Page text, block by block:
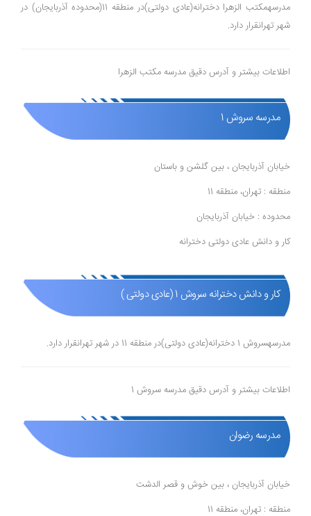
مدرسهمکتب الزهرا دخترانه(عادی دولتی)در منطقه 11(محدوده آذربایجان) در
شهر تهرانقرار دارد.
اطلاعات بیشتر و آدرس دقیق مدرسه مکتب الزهرا
مدرسه سروش 1
خیابان آذربایجان ، بین گلشن و باستان
منطقه : تهران، منطقه 11
محدوده : خیابان آذربایجان
کار و دانش عادی دولتی دخترانه
کار و دانش دخترانه سروش 1 (عادی دولتی )
مدرسهسروش 1 دخترانه(عادی دولتی)در منطقه 11 در شهر تهرانقرار دارد.
اطلاعات بیشتر و آدرس دقیق مدرسه سروش 1
مدرسه رضوان
خیابان آذربایجان ، بین خوش و قصر الدشت
منطقه : تهران، منطقه 11